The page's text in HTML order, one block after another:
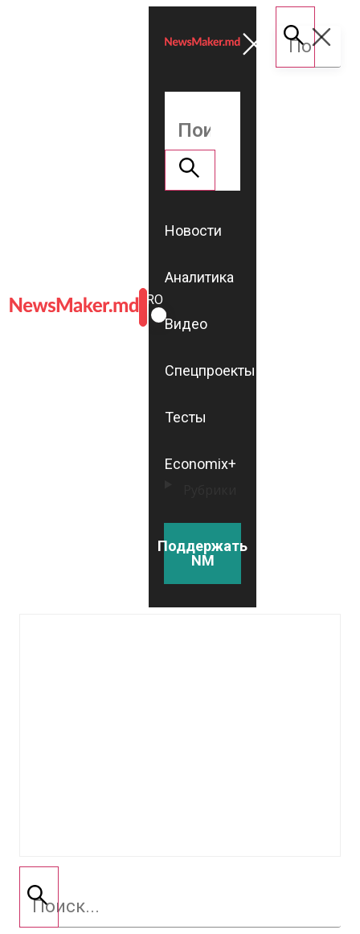
ROMÂNĂ
RU
Новости
Аналитика
Видео
Спецпроекты
Тесты
Economix+
Поддержать
NM